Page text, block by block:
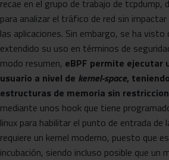
recae en el grupo de trabajo de tcpdump,
para analizar el tráfico de red sin
las aplicaciones. Sin embargo, se ha visto
extendido su uso en términos de
modo resumen, eBPF permite ejecutar
usuario a nivel de kernel-space,
estructuras de memoria sin
mediante unos hook que tiene
linux para habilitar el punto de entrada de
requiere un kernel moderno, puesto que
incubación, siendo incluso posible que un